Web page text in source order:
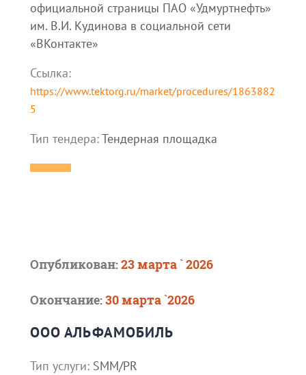
официальной страницы ПАО «Удмуртнефть»
им. В.И. Кудинова в социальной сети
«ВКонтакте»
Ссылка:
https://www.tektorg.ru/market/procedures/1863882
5
Тип тендера:Тендерная площадка
Опубликован:23 марта ` 2026
Окончание:30 марта `2026
ООО АЛЬФАМОБИЛЬ
Тип услуги: SMM/PR